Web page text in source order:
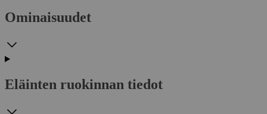
Ominaisuudet
Eläinten ruokinnan tiedot